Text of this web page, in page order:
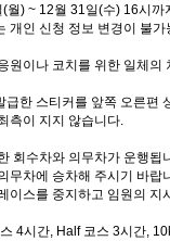
) ~ 12월 31일(수) 16시까
개인 신청 정보 변경이 불가
원이나 코치를 위한 일체의
급한 스티커를 앞쪽 오른편
측이 지지 않습니다.
회수차와 의무차가 운행됩
무차에 승차해 주시기 바랍
이스를 중지하고 임원의 지
4시간, Half 코스 3시간,